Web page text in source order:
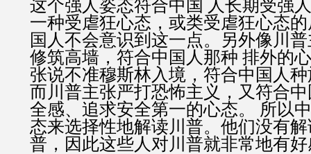
这个强人姿态符合中国 人长期受强
一种受虐狂心态，或类受虐狂心态
国人不会意识到这一点。另外像川
修筑高墙，符合中国人那种 排外的
张说不准穆斯林入境，符合中国人
而川普主张严打恐怖主义，又符合
全感、追求安全第一的心态。 所以
态来选择性地解读川普。他们没有
普，因此这些人对川普就非常地有